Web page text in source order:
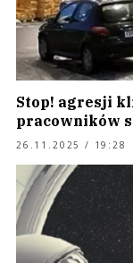
Stop! agresji
pracowników
26.11.2025 / 19:28